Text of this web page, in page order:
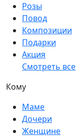
Розы
Повод
Композиции
Подарки
Акция
Смотреть все
Кому
Маме
Дочери
Женщине